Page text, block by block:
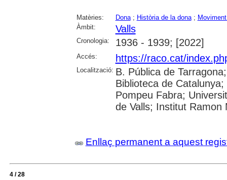
Matèries: Dona; Història de la dona;
Àmbit:
Valls
Cronologia: 1936 - 1939; [2022]
Accés: https://raco.cat/
Localització: B. Pública de
Biblioteca de
Pompeu Fabra;
de Valls; Institut Ramon
Enllaç permanent a aquest
4 / 28